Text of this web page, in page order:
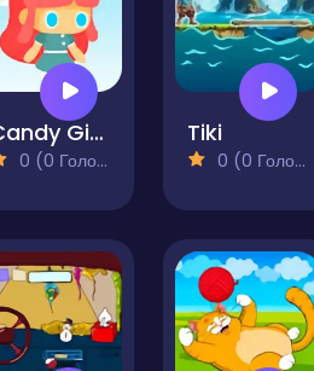
Candy Girl Adventure
0 (0 Голосів)
Tiki
0 (0 Голосів)